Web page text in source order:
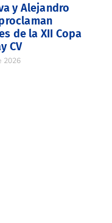
y Alejandro
de la XII Copa
CV
2026